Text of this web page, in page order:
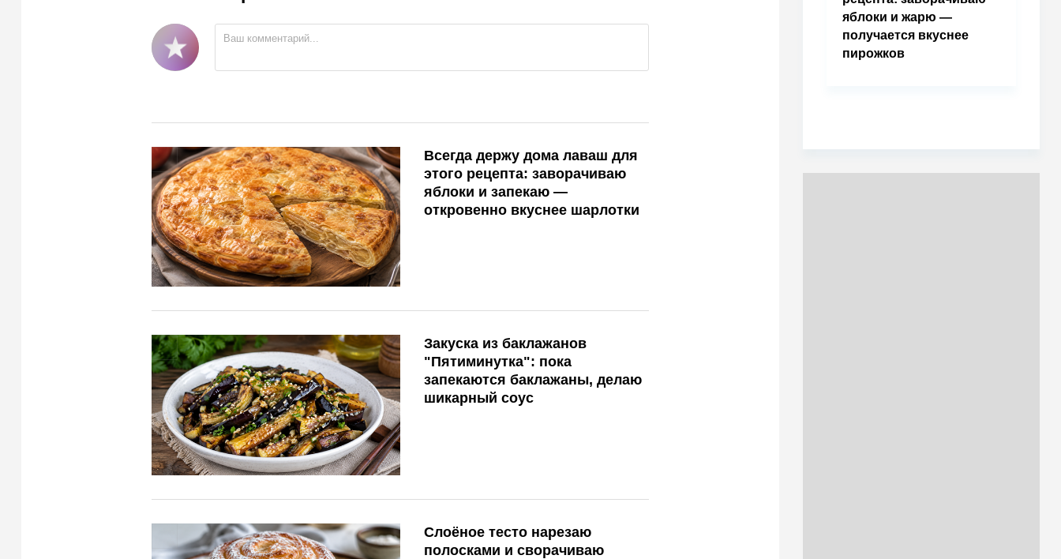
Всегда держу дома лаваш для
этого рецепта: заворачиваю
яблоки и запекаю —
откровенно вкуснее шарлотки
Закуска из баклажанов
"Пятиминутка": пока
запекаются баклажаны, делаю
шикарный соус
Слоёное тесто нарезаю
полосками и сворачиваю
яблоки и жарю —
получается вкуснее
пирожков